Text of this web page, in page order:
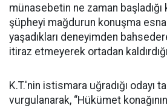
münasebetin ne zaman
şüpheyi mağdurun konuşma
yaşadıkları deneyimden
itiraz etmeyerek ortadan
K.T.'nin istismara uğradığı odayı
vurgulanarak, “Hükümet